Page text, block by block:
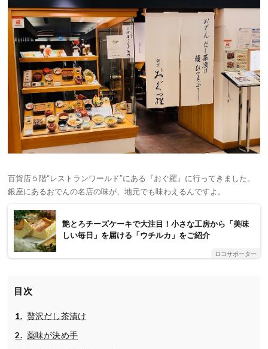
百貨店５階“レストランワールド”にある『おぐ羅』に行ってきました。
銀座にあるおでんの名店の味が、地元でも味わえるんですよ。
艶とろチーズケーキで大注目！小さな工房から「美味
しい毎日」を届ける「ウチルカ」をご紹介
ロコサポーター
目次
贅沢だし茶漬け
薬味が決め手